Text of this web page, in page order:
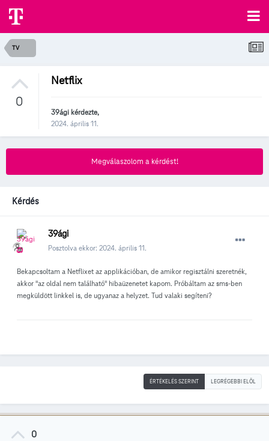
TV
0
Netflix
39ági kérdezte,
2024. április 11.
Megválaszolom a kérdést!
Kérdés
39ági
Posztolva ekkor: 2024. április 11.
Bekapcsoltam a Netflixet az applikációban, de amikor regisztálni szeretnék,
akkor "az oldal nem található" hibaüzenetet kapom. Próbáltam az sms-ben
megküldött linkkel is, de ugyanaz a helyzet. Tud valaki segíteni?
ÉRTÉKELÉS SZERINT LEGRÉGEBBI ELÖL
0